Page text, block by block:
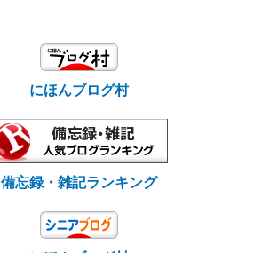
にほんブログ村
備忘録・雑記ランキング